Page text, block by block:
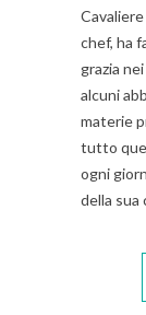
chef, ha
grazia
alcuni
materie
tutto
ogni
della sua